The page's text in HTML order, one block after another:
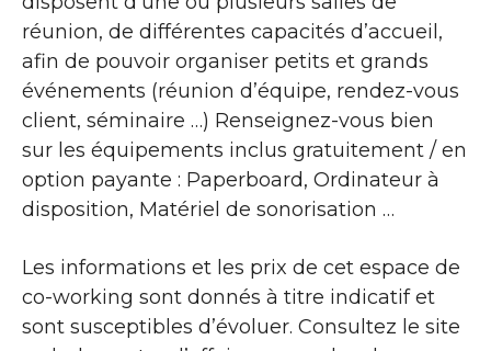
réunion, de différentes capacités d’accueil,
afin de pouvoir organiser petits et grands
événements (réunion d’équipe, rendez-vous
client, séminaire …) Renseignez-vous bien
sur les équipements inclus gratuitement / en
option payante : Paperboard, Ordinateur à
disposition, Matériel de sonorisation …
Les informations et les prix de cet espace de
co-working sont donnés à titre indicatif et
sont susceptibles d’évoluer. Consultez le site